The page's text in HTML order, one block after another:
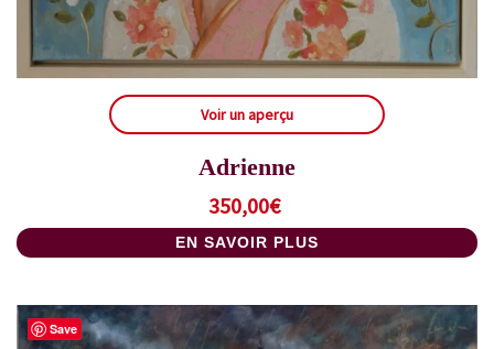
Voir un aperçu
Adrienne
350,00€
EN SAVOIR PLUS
Save